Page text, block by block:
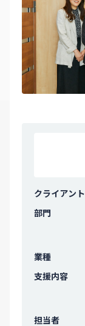
クライアント
部門
業種
支援内容
担当者